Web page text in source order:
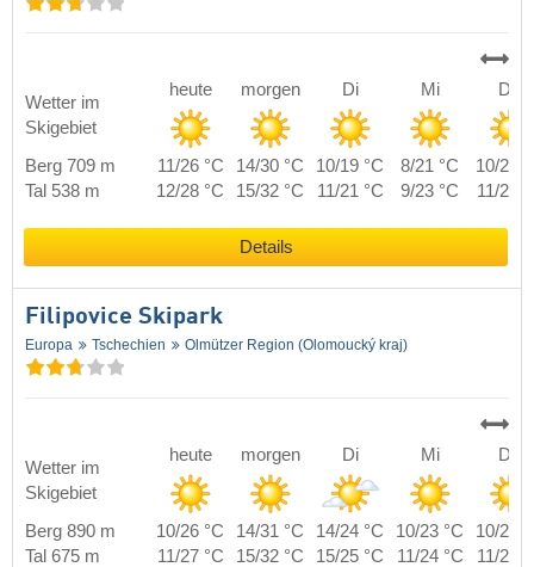
Wetter im
Skigebiet
heute morgen Di Mi Do
Berg 709 m 11/26 °C 14/30 °C 10/19 °C 8/21 °C
10/23
Tal 538 m
12/28 °C 15/32 °C 11/21 °C 9/23 °C 11/25
Details
Filipovice Skipark
Europa Tschechien Olmützer Region (Olomoucký kraj)
Wetter im
Skigebiet
heute morgen Di Mi Do
Berg 890 m 10/26 °C 14/31 °C 14/24 °C 10/23 °C
10/24
Tal 675 m
11/27 °C 15/32 °C 15/25 °C 11/24 °C 11/25